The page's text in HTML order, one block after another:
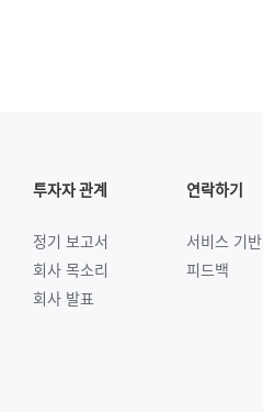
투자자 관계
정기 보고서
회사 목소리
회사 발표
연락하기
서비스 기반
피드백